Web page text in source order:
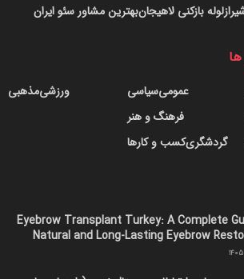
بهترین مشاور سئو ایرانلوله بازکنی لاهیجان
سیاسیعمومی
فرهنگ و هنر
کسب و کارهاگردشگری
مذهبیورزشی
Eyebrow Transplant Turkey: A Complete
Natural and Long-Lasting Eyebrow